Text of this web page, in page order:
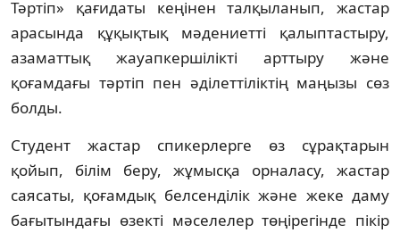
Тәртіп» қағидаты кеңінен талқыланып, жастар
арасында құқықтық мәдениетті қалыптастыру,
азаматтық жауапкершілікті арттыру және
қоғамдағы тәртіп пен әділеттіліктің маңызы сөз
болды.
Студент жастар спикерлерге өз сұрақтарын
қойып, білім беру, жұмысқа орналасу, жастар
саясаты, қоғамдық белсенділік және жеке даму
бағытындағы өзекті мәселелер төңірегінде пікір